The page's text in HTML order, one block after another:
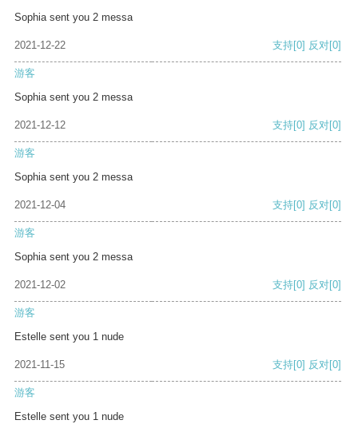
Sophia sent you 2 messa
2021-12-22 支持[0] 反对[0]
游客
Sophia sent you 2 messa
2021-12-12 支持[0] 反对[0]
游客
Sophia sent you 2 messa
2021-12-04 支持[0] 反对[0]
游客
Sophia sent you 2 messa
2021-12-02 支持[0] 反对[0]
游客
Estelle sent you 1 nude
2021-11-15 支持[0] 反对[0]
游客
Estelle sent you 1 nude